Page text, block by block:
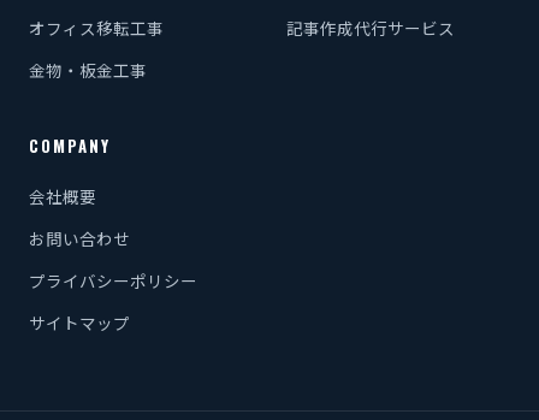
オフィス移転工事
金物・板金工事
記事作成代行サービス
COMPANY
会社概要
お問い合わせ
プライバシーポリシー
サイトマップ